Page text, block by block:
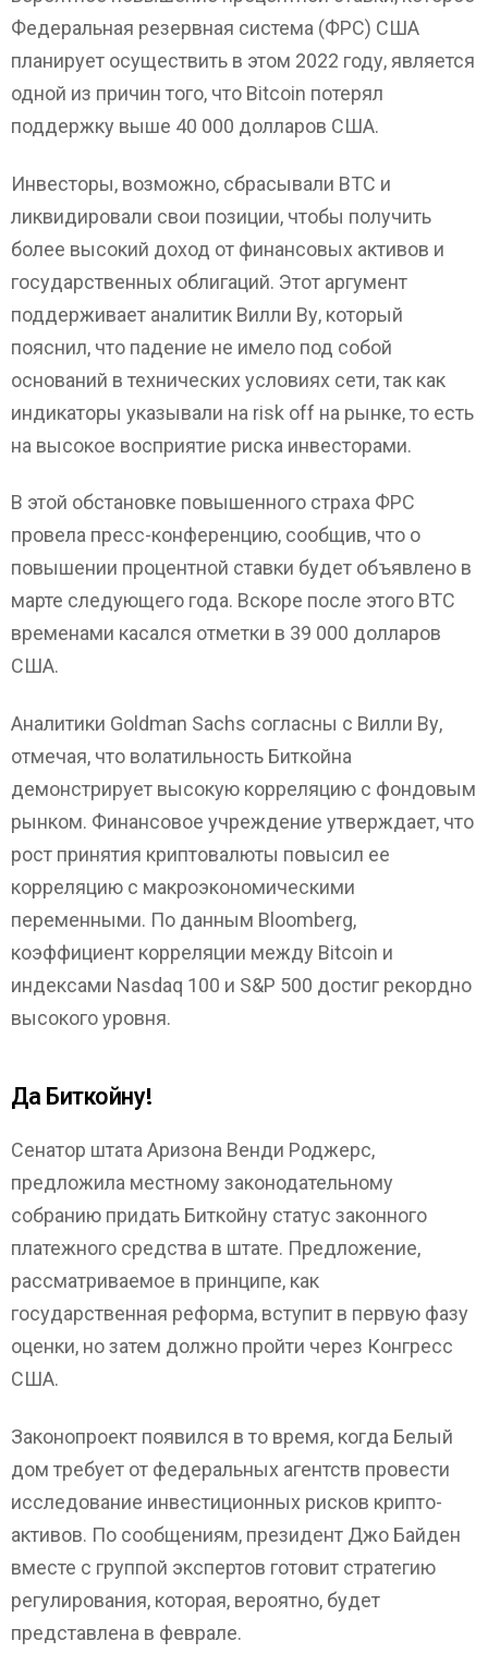
Федеральная резервная система (ФРС) США
планирует осуществить в этом 2022 году, является
одной из причин того, что Bitcoin потерял
поддержку выше 40 000 долларов США.
Инвесторы, возможно, сбрасывали BTC и
ликвидировали свои позиции, чтобы получить
более высокий доход от финансовых активов и
государственных облигаций. Этот аргумент
поддерживает аналитик Вилли Ву, который
пояснил, что падение не имело под собой
оснований в технических условиях сети, так как
индикаторы указывали на risk off на рынке, то есть
на высокое восприятие риска инвесторами.
В этой обстановке повышенного страха ФРС
провела пресс-конференцию, сообщив, что о
повышении процентной ставки будет объявлено в
марте следующего года. Вскоре после этого BTC
временами касался отметки в 39 000 долларов
США.
Аналитики Goldman Sachs согласны с Вилли Ву,
отмечая, что волатильность Биткойна
демонстрирует высокую корреляцию с фондовым
рынком. Финансовое учреждение утверждает, что
рост принятия криптовалюты повысил ее
корреляцию с макроэкономическими
переменными. По данным Bloomberg,
коэффициент корреляции между Bitcoin и
индексами Nasdaq 100 и S&P 500 достиг рекордно
высокого уровня.
Да Биткойну!
Сенатор штата Аризона Венди Роджерс,
предложила местному законодательному
собранию придать Биткойну статус законного
платежного средства в штате. Предложение,
рассматриваемое в принципе, как
государственная реформа, вступит в первую фазу
оценки, но затем должно пройти через Конгресс
США.
Законопроект появился в то время, когда Белый
дом требует от федеральных агентств провести
исследование инвестиционных рисков крипто-
активов. По сообщениям, президент Джо Байден
вместе с группой экспертов готовит стратегию
регулирования, которая, вероятно, будет
представлена в феврале.